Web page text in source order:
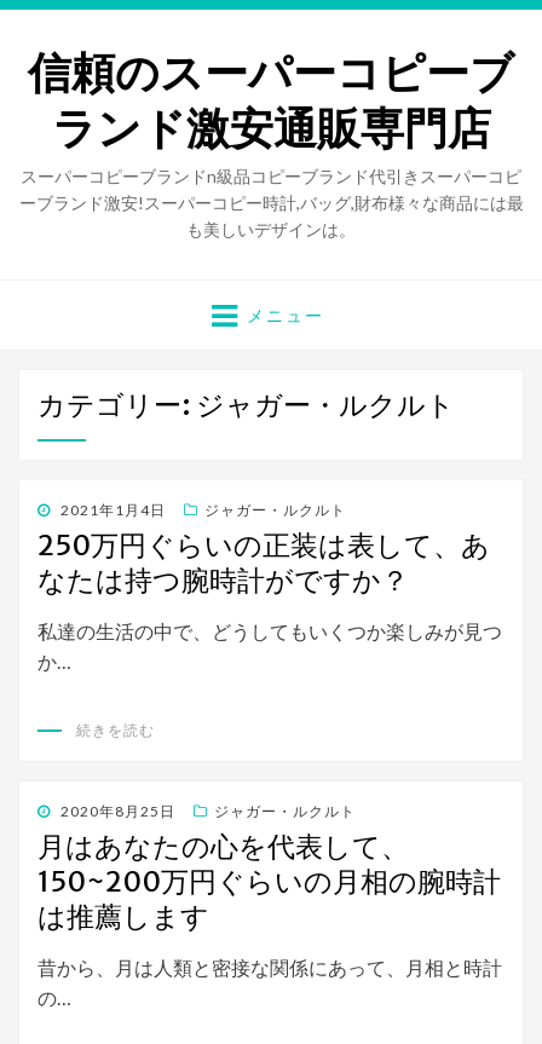
信頼のスーパーコピーブ
ランド激安通販専門店
スーパーコピーブランドn級品コピーブランド代引きスーパーコピ
ーブランド激安!スーパーコピー時計,バッグ,財布様々な商品には最
も美しいデザインは。
メニュー
カテゴリー: ジャガー・ルクルト
投
稿
日:
2021年1月4日 ジャガー・ルクルト
250万円ぐらいの正装は表して、あ
なたは持つ腕時計がですか？
私達の生活の中で、どうしてもいくつか楽しみが見つ
か…
続きを読む
投
稿
日:
2020年8月25日 ジャガー・ルクルト
月はあなたの心を代表して、
150~200万円ぐらいの月相の腕時計
は推薦します
昔から、月は人類と密接な関係にあって、月相と時計
の…